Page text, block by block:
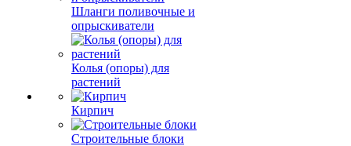
Шланги поливочные и
опрыскиватели
Колья (опоры) для
растений
Кирпич
Строительные блоки